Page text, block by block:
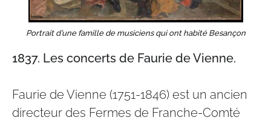
Portrait d’une famille de musiciens qui ont habité Besançon
1837. Les concerts de Faurie de Vienne.
Faurie de Vienne (1751-1846) est un ancien
directeur des Fermes de Franche-Comté